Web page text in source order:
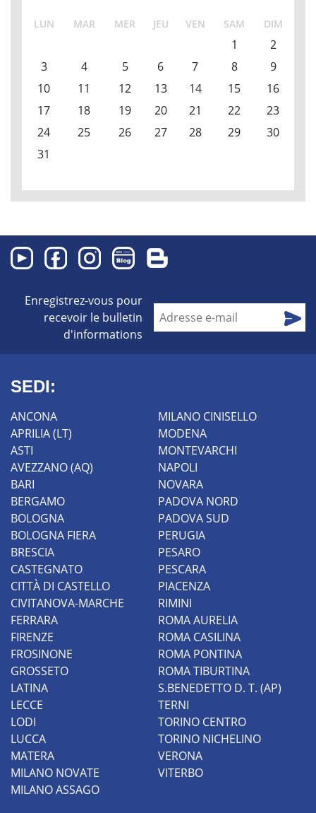
CASTEGNATO
BERGAMO
BARI
AVEZZANO (AQ)
ASTI
APRILIA (LT)
RIMINI
PIACENZA
PESARO
NOVARA
PADOVA NORD
ANCONA
LUN MAR MER JEU VEN SAM DIM
1
2
3
4 5 6 7 8
9
10
11 12 13 14 15
16
17
18 19 20 21 22
23
24
25 26 27 28 29
30
31
Enregistrez-vous pour
recevoir le bulletin
d'informations
SEDI:
ANCONA
APRILIA (LT)
ASTI
AVEZZANO (AQ)
BARI
BERGAMO
BOLOGNA
BOLOGNA FIERA
BRESCIA
CASTEGNATO
CITTÀ DI CASTELLO
CIVITANOVA-MARCHE
FERRARA
FIRENZE
FROSINONE
GROSSETO
LATINA
LECCE
LODI
LUCCA
MATERA
MILANO NOVATE
MILANO ASSAGO
MILANO CINISELLO
MODENA
MONTEVARCHI
NAPOLI
NOVARA
PADOVA NORD
PADOVA SUD
PERUGIA
PESARO
PESCARA
PIACENZA
RIMINI
ROMA AURELIA
ROMA CASILINA
ROMA PONTINA
ROMA TIBURTINA
S.BENEDETTO D. T. (AP)
TERNI
TORINO CENTRO
TORINO NICHELINO
VERONA
VITERBO